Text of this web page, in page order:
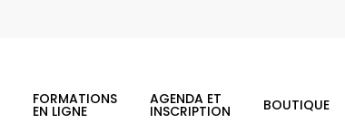
FORMATIONS
EN LIGNE
AGENDA ET
INSCRIPTION BOUTIQUE